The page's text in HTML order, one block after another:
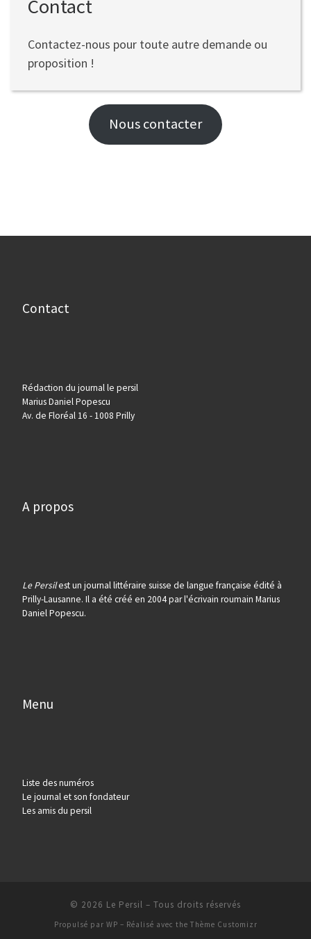
Contact
Contactez-nous pour toute autre demande ou
proposition !
Nous contacter
Contact
Rédaction du journal le persil
Marius Daniel Popescu
Av. de Floréal 16 - 1008 Prilly
A propos
Le Persilest un journal littéraire suisse de langue française édité à
Prilly-Lausanne. Il a été créé en 2004 par l'écrivain roumain Marius
Daniel Popescu.
Menu
Liste des numéros
Le journal et son fondateur
Les amis du persil
© 2026 Le Persil – Tous droits réservés
Propulsé par WP – Réalisé avec the Thème Customizr